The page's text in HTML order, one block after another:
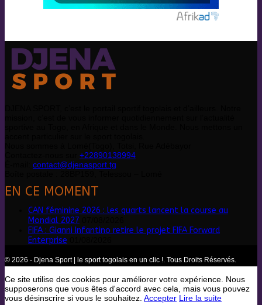
+22890138994
contact@djenasport.tg
EN CE MOMENT
CAN féminine 2026 : les quarts lancent la course au
Mondial 2027
FIFA : Gianni Infantino retire le projet FIFA Forward
Enterprise
© 2026 - Djena Sport | le sport togolais en un clic !. Tous Droits Réservés.
Ce site utilise des cookies pour améliorer votre expérience. Nous
supposerons que vous êtes d'accord avec cela, mais vous pouvez
vous désinscrire si vous le souhaitez. Accepter Lire la suite